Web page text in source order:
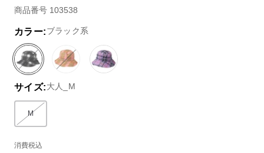
商品番号 103538
カラー:ブラック系
ブ
ラ
ッ
ク
系
バ
リ
エ
ー
シ
は
ベ
ジ
バ
エ
パ
ー
サイズ:大人_M
MバリエーションはEC在庫がないか取り扱いがありません
消費税込